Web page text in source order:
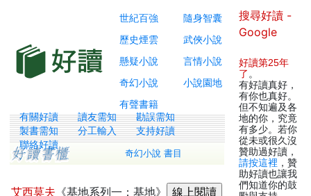
世紀百強
隨身智囊
歷史煙雲
武俠小說
懸疑小說
言情小說
奇幻小說
小說園地
有聲書籍
有關好讀 讀友需知
勘誤需知
製書需知
分工輸入
支持好讀
聯絡好讀
奇幻小說 書目
艾西莫夫 《基地系列一：基地》
搜尋好讀 -
Google
好讀第25年
了 。
有好讀真好，
有你也真好。
但不知遍及各
地的你，究竟
有多少。若你
從未或很久沒
贊助過好讀，
請按這裡 ，贊
助好讀也讓我
們知道你的鼓